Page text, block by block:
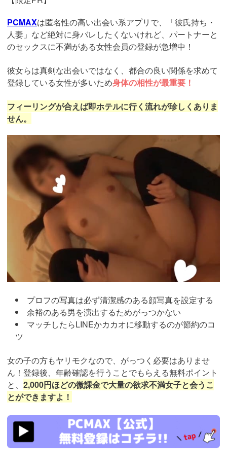
PCMAXは匿名性の高い出会い系アプリで、「彼氏持ち・
人妻」など絶対に身バレしたくないけれど、パートナーと
のセックスに不満がある女性会員の登録が急増中！
彼女らは真剣な出会いではなく、都合の良い関係を求めて
登録している女性が多いため身体の相性が最重要！
フィーリングが合えば即ホテルに行く流れが珍しくありま
せん。
ad_id=rm307152
プロフの写真は必ず清潔感のある顔写真を設定する
余裕のある男を演出するためがっつかない
マッチしたらLINEかカカオに移動するのが節約のコ
ツ
女の子の方もヤリモクなので、がっつく必要はありませ
ん！登録後、年齢確認を行うことでもらえる無料ポイント
と、 2,000円ほどの微課金で大量の欲求不満女子と会うこ
とができますよ！
https://pcmax.jp/lp/?
ad_id=rm307152